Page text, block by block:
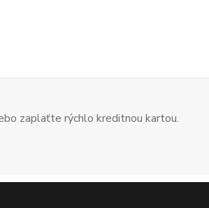
zaplaťte rýchlo kreditnou kartou.